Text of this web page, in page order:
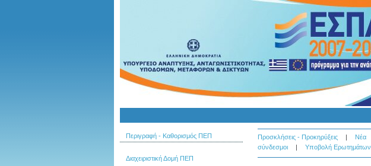
Περιγραφή - Καθορισμός ΠΕΠ
Διαχειριστική Δομή ΠΕΠ
Προσκλήσεις - Προκηρύξεις | Νέα
σύνδεσμοι
| Υποβολή Ερωτημάτων